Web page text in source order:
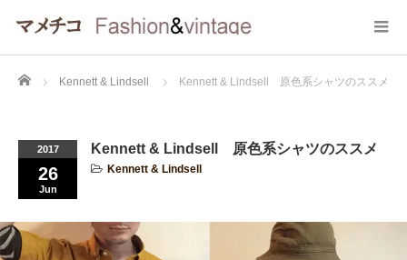
Home Kennett & Lindsell Kennett & Lindsell 原色系シャツのススメ
2017
26
Jun
Kennett & Lindsell 原色系シャツのススメ
Kennett & Lindsell